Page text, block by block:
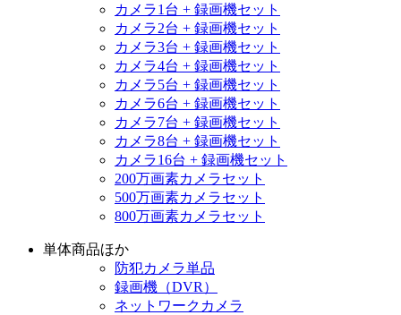
カメラ1台 + 録画機セット
カメラ2台 + 録画機セット
カメラ3台 + 録画機セット
カメラ4台 + 録画機セット
カメラ5台 + 録画機セット
カメラ6台 + 録画機セット
カメラ7台 + 録画機セット
カメラ8台 + 録画機セット
カメラ16台 + 録画機セット
200万画素カメラセット
500万画素カメラセット
800万画素カメラセット
単体商品ほか
防犯カメラ単品
録画機（DVR）
ネットワークカメラ